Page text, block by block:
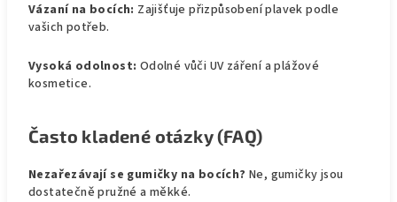
Vázaní na bocích: Zajišťuje přizpůsobení plavek podle
vašich potřeb.
Vysoká odolnost: Odolné vůči UV záření a plážové
kosmetice.
Často kladené otázky (FAQ)
Nezařezávají se gumičky na bocích? Ne, gumičky jsou
dostatečně pružné a měkké.